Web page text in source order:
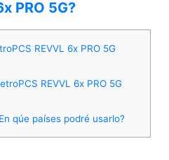
PRO 5G?
REVVL 6x PRO 5G
REVVL 6x PRO 5G
qúe países podré usarlo?